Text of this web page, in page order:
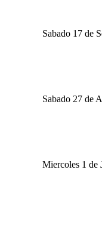
Sabado 17 de
Sabado 27 de
Miercoles 1 de